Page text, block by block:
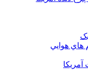
هاي هوايي